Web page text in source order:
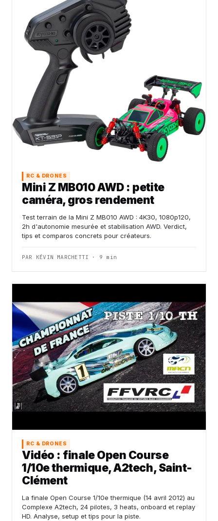
RC & DRONES
Mini Z MB010 AWD : petite
caméra, gros rendement
Test terrain de la Mini Z MB010 AWD : 4K30, 1080p120,
2h d'autonomie mesurée et stabilisation AWD. Verdict,
tips et comparos concrets pour créateurs.
PAR KÉVIN MARCHETTI · 9 min
RC & DRONES
Vidéo : finale Open Course
1/10e thermique, A2tech, Saint-
Clément
La finale Open Course 1/10e thermique (14 avril 2012) au
Complexe A2tech, 24 pilotes, 3 heats, onboard et replay
HD. Analyse, setup et tips pour la piste.